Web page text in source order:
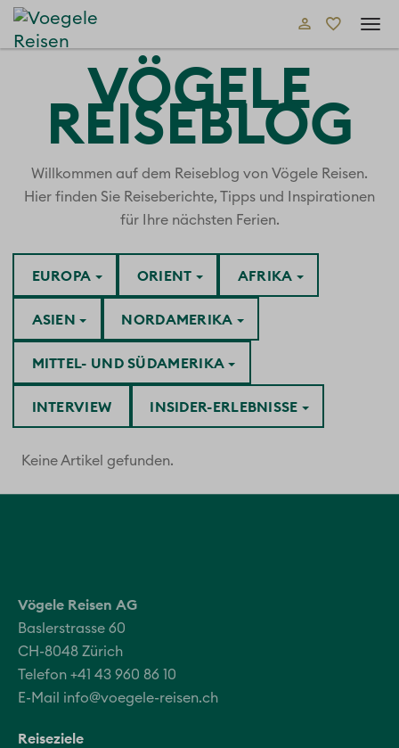
VÖGELE
REISEBLOG
Willkommen auf dem Reiseblog von Vögele Reisen.
Hier finden Sie Reiseberichte, Tipps und Inspirationen
für Ihre nächsten Ferien.
AFRIKA
ASIEN
EUROPA
INSIDER-ERLEBNISSE
INTERVIEW
MITTEL- UND SÜDAMERIKA
NORDAMERIKA
ORIENT
Keine Artikel gefunden.
Vögele Reisen AG
Baslerstrasse 60
CH-8048 Zürich
Telefon +41 43 960 86 10
E-Mail info@voegele-reisen.ch
Reiseziele